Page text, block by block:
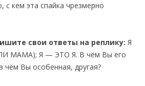
с кем эта спайка чрезмерно
свои ответы на реплику: Я
МАМА); Я — ЭТО Я. В чём Вы его
чём Вы особенная, другая?